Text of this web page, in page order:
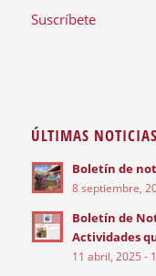
Suscríbete
ÚLTIMAS NOTICIAS
Boletín de
8 septiembre,
Boletín de
Actividades
11 abril, 2025 -